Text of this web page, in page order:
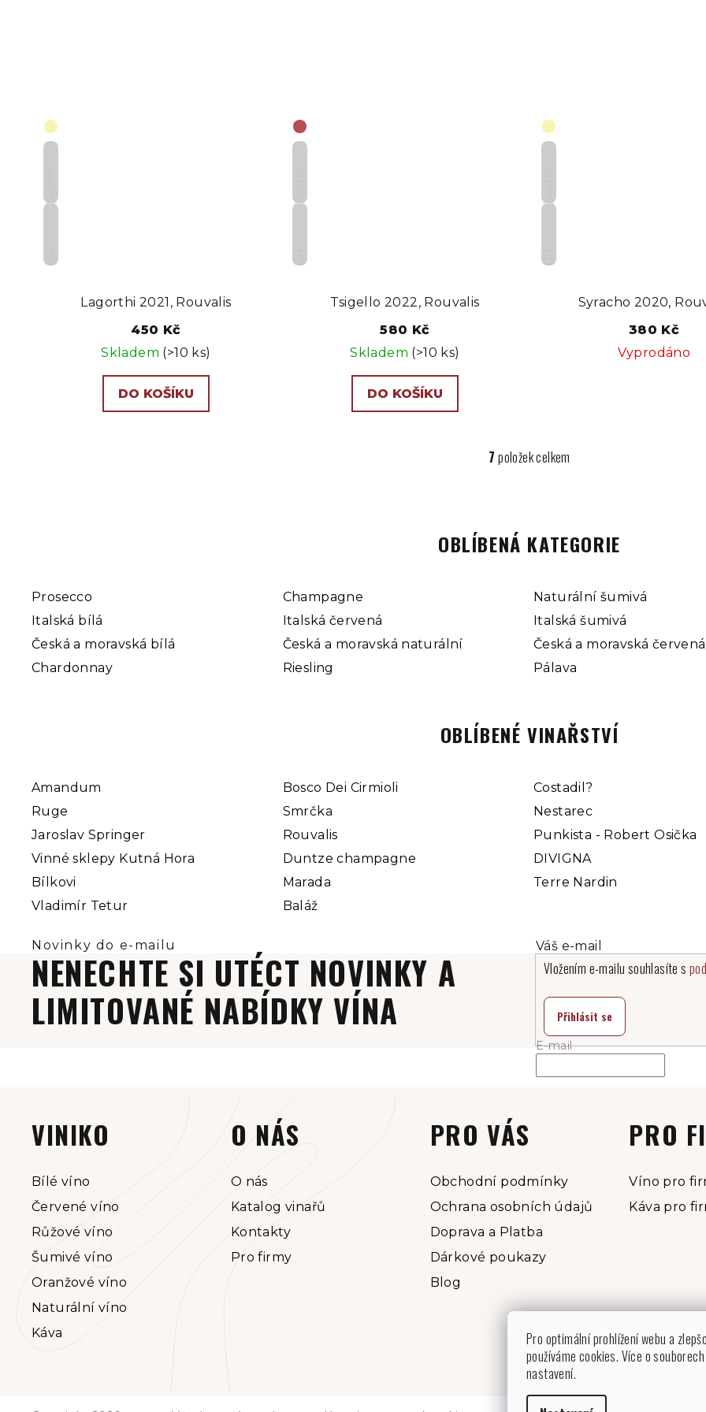
Pro optimální prohlížení webu a
používáme cookies. Více o
nastavení.
GR
Lagorthi 2021, Rouvalis
450 Kč
Skladem (>10 ks)
DO KOŠÍKU
GR
Tsigello 2022, Rouvalis
580 Kč
Skladem (>10 ks)
DO KOŠÍKU
GR
Syracho 2020,
380 Kč
Vyprodáno
O
á
d
c
p
y
ý
p
s
u
7 položek celkem
OBLÍBENÁ KATEGORIE
Prosecco Champagne
Naturální šumivá
Italská bílá
Italská červená
Italská šumivá
Česká a moravská bílá
Česká a moravská naturální
Česká a moravská červená
Chardonnay
Riesling Pálava
OBLÍBENÉ VINAŘSTVÍ
Amandum Bosco Dei Cirmioli
Costadil?
Ruge
Smrčka
Nestarec
Jaroslav Springer
Rouvalis
Punkista - Robert Osička
Vinné sklepy Kutná Hora
Duntze champagne
DIVIGNA
Bílkovi
Marada
Terre Nardin
Vladimír Tetur
Baláž
NENECHTE SI UTÉCT NOVINKY A
LIMITOVANÉ NABÍDKY VÍNA
E-mail
Vložením e-mailu souhlasíte s
Přihlásit se
VINIKO
Bílé víno
Červené víno
Růžové víno
Šumivé víno
Oranžové víno
Naturální víno
Káva
O NÁS
O nás
Katalog vinařů
Kontakty
Pro firmy
PRO VÁS
Obchodní podmínky
Ochrana osobních údajů
Doprava a Platba
Dárkové poukazy
Blog
PRO
Víno pro
Káva pro